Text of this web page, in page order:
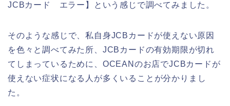
JCBカード エラー】という感じで調べてみました。
そのような感じで、私自身JCBカードが使えない原因
を色々と調べてみた所、JCBカードの有効期限が切れ
てしまっているために、OCEANのお店でJCBカードが
使えない症状になる人が多くいることが分かりまし
た。